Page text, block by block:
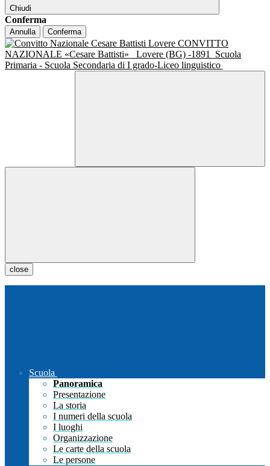
Chiudi
Conferma
Annulla Conferma
CONVITTO
NAZIONALE «Cesare Battisti»
Lovere (BG) -1891
Scuola
Primaria - Scuola Secondaria di I grado-Liceo linguistico
close
Scuola
Panoramica
Presentazione
La storia
I numeri della scuola
I luoghi
Organizzazione
Le carte della scuola
Le persone